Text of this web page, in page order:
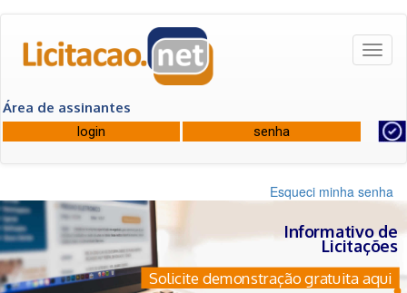
Área de assinantes
Esqueci minha senha
Informativo de
Licitações
Solicite demonstração gratuita aqui